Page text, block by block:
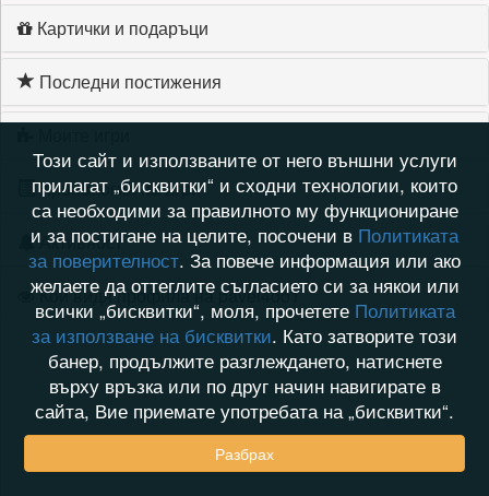
Картички и подаръци
Последни постижения
Хронология на игри
Активност
Кой видя профила на pavel4oo1
Този сайт и използваните от него външни услуги
прилагат „бисквитки“ и сходни технологии, които
са необходими за правилното му функциониране
и за постигане на целите, посочени в Политиката
за поверителност. За повече информация или ако
желаете да оттеглите съгласието си за някои или
всички „бисквитки“, моля, прочетете Политиката
за използване на бисквитки. Като затворите този
банер, продължите разглеждането, натиснете
върху връзка или по друг начин навигирате в
сайта, Вие приемате употребата на „бисквитки“.
Разбрах